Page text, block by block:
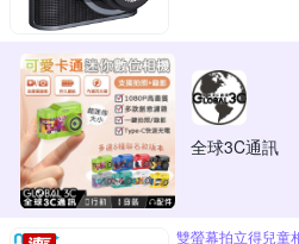
全球3C通訊
雙螢幕拍立得兒童